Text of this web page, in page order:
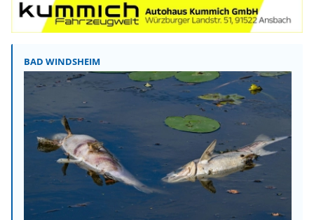
BAD WINDSHEIM